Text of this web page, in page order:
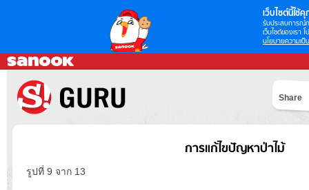
เว็บไซต์นี้ใช้คุ
รับประสบการณ์
เว็บไซต์ของเรา
นโยบายความเป็
Share
การแก้ไขปัญหาป่าไม้
รูปที่ 9 จาก 13